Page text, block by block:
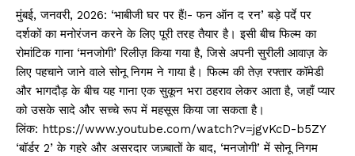
मुंबई, जनवरी, 2026: ‘भाबीजी घर पर हैं!- फन ऑन द रन’ बड़े पर्दे पर
दर्शकों का मनोरंजन करने के लिए पूरी तरह तैयार है। इसी बीच फिल्म का
रोमांटिक गाना ‘मनजोगी’ रिलीज़ किया गया है, जिसे अपनी सुरीली आवाज़ के
लिए पहचाने जाने वाले सोनू निगम ने गाया है। फिल्म की तेज़ रफ्तार कॉमेडी
और भागदौड़ के बीच यह गाना एक सुकून भरा ठहराव लेकर आता है, जहाँ प्यार
को उसके सादे और सच्चे रूप में महसूस किया जा सकता है।
लिंक: https://www.youtube.com/watch?v=jgvKcD-b5ZY
‘बॉर्डर 2’ के गहरे और असरदार जज़्बातों के बाद, ‘मनजोगी’ में सोनू निगम